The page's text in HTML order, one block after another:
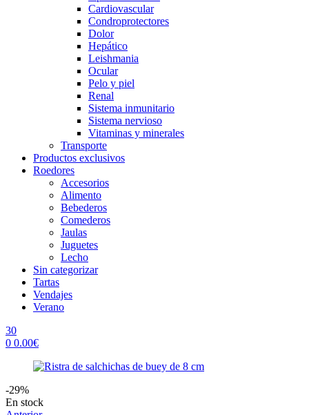
Cardiovascular
Condroprotectores
Dolor
Hepático
Leishmania
Ocular
Pelo y piel
Renal
Sistema inmunitario
Sistema nervioso
Vitaminas y minerales
Transporte
Productos exclusivos
Roedores
Accesorios
Alimento
Bebederos
Comederos
Jaulas
Juguetes
Lecho
Sin categorizar
Tartas
Vendajes
Verano
30
0 0.00€
-29%
Availability:
En stock